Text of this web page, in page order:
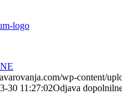
wp-content/
30 11:27:02Odjava